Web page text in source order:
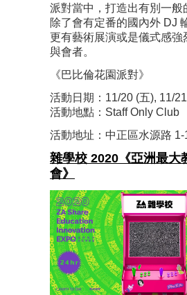
派對當中，打造出有別一般
除了會有定番的國內外 DJ
更有藝術展演或是儀式感強
與會者。
《巴比倫花園派對》
活動日期：11/20 (五), 11/
活動地點：Staff Only Club
活動地址：中正區水源路 1-
雜學校 2020《亞洲最大
會》